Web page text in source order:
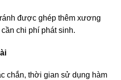
được ghép thêm xương
chi phí phát sinh.
chắn, thời gian sử dụng hàm